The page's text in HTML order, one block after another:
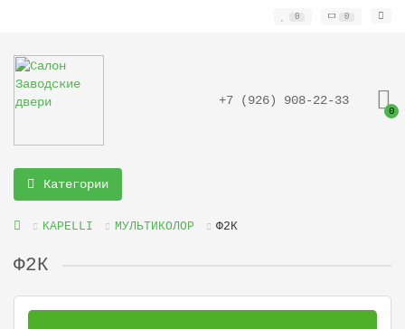
0 0
+7 (926) 908-22-33
0
Категории
KAPELLI МУЛЬТИКОЛОР Ф2К
Ф2К